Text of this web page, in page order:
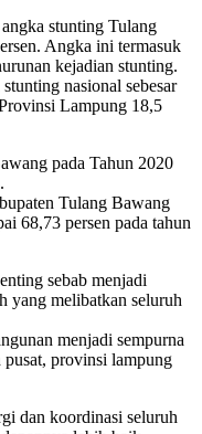
stunting Tulang
Angka ini termasuk
kejadian stunting.
nasional sebesar
Lampung 18,5
pada Tahun 2020
Tulang Bawang
68,73 persen pada tahun
sebab menjadi
yang melibatkan seluruh
menjadi sempurna
pusat, provinsi lampung
dan koordinasi seluruh